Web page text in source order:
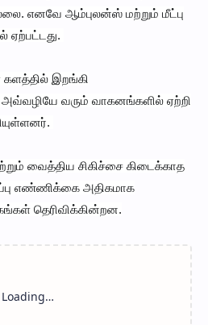
எனவே ஆம்புலன்ஸ் மற்றும் மீட்பு
ஏற்பட்டது.
இறங்கி
வரும் வாகனங்களில் ஏற்றி
வைத்திய சிகிச்சை கிடைக்காத
எண்ணிக்கை அதிகமாக
தெரிவிக்கின்றன.